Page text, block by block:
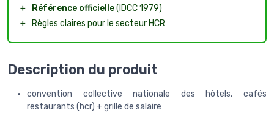
＋
Référence officielle(IDCC 1979)
＋
Règles claires pour le secteur HCR
Description du produit
convention collective nationale des hôtels, cafés
restaurants (hcr) + grille de salaire